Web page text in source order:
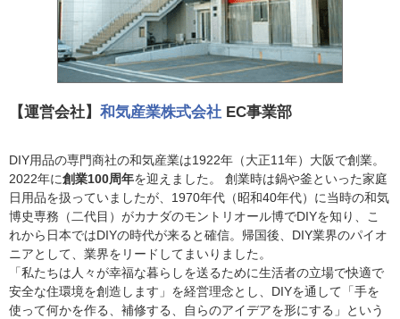
【運営会社】 和気産業株式会社 EC事業部
DIY用品の専門商社の和気産業は1922年（大正11年）大阪で創業。
2022年に創業100周年を迎えました。 創業時は鍋や釜といった家庭
日用品を扱っていましたが、1970年代（昭和40年代）に当時の和気
博史専務（二代目）がカナダのモントリオール博でDIYを知り、こ
れから日本ではDIYの時代が来ると確信。帰国後、DIY業界のパイオ
ニアとして、業界をリードしてまいりました。
「私たちは人々が幸福な暮らしを送るために生活者の立場で快適で
安全な住環境を創造します」を経営理念とし、DIYを通して「手を
使って何かを作る、補修する、自らのアイデアを形にする」という